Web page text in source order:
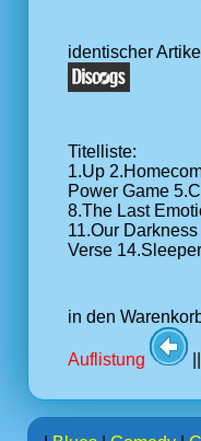
identischer
Titelliste:
1.Up
Power Game
8.The Last
11.Our
Verse
in den
Auflistung